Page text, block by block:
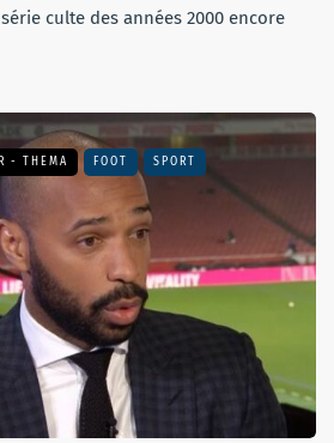
culte des années 2000 encore
- THEMA FOOT SPORT